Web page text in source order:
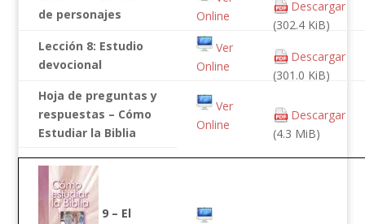
de personajes
Online
Descargar
(302.4 KiB)
Lección 8: Estudio
devocional
Ver
Online
Descargar
(301.0 KiB)
Hoja de preguntas y
respuestas – Cómo
Estudiar la Biblia
Ver
Online
Descargar
(4.3 MiB)
9 – El